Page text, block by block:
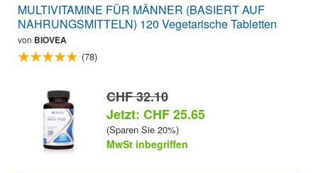
MULTIVITAMINE FÜR MÄNNER (BASIERT AUF
NAHRUNGSMITTELN) 120 Vegetarische Tabletten
von BIOVEA
(78)
CHF 32.10
Jetzt: CHF 25.65
(Sparen Sie 20%)
MwSt inbegriffen